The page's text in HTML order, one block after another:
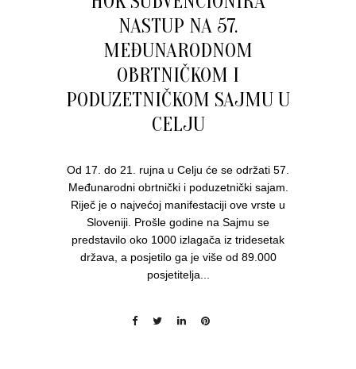
NASTUP NA 57.
MEĐUNARODNOM
OBRTNIČKOM I
PODUZETNIČKOM SAJMU U
CELJU
Od 17. do 21. rujna u Celju će se održati 57.
Međunarodni obrtnički i poduzetnički sajam.
Riječ je o najvećoj manifestaciji ove vrste u
Sloveniji. Prošle godine na Sajmu se
predstavilo oko 1000 izlagača iz tridesetak
država, a posjetilo ga je više od 89.000
posjetitelja...